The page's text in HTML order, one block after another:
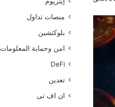
منصات تداول
بلوكتشين
امن وحماية المعلومات
DeFi
تعدين
ان اف تی